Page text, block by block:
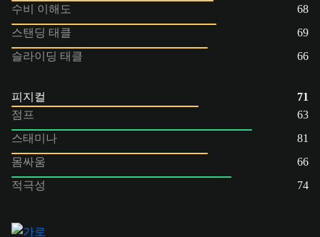
수비 이해도
68
스탠딩 태클
69
슬라이딩 태클
66
피지컬
71
점프
63
스태미나
81
몸싸움
66
적극성
74